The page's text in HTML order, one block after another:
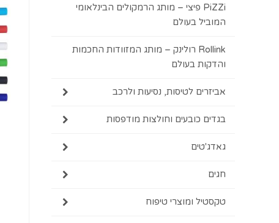
PiZZi פיצי – מותג הרמקולים הבינלאומי
המוביל בעולם
Rollink רולינק – מותג המזוודות החכמות
והדקות בעולם
אביזרים לטיסות, נסיעות ולרכב
בגדים כובעים וחולצות מודפסות
גאדג'טים
חגים
טקסטיל ומוצרי טיפוח